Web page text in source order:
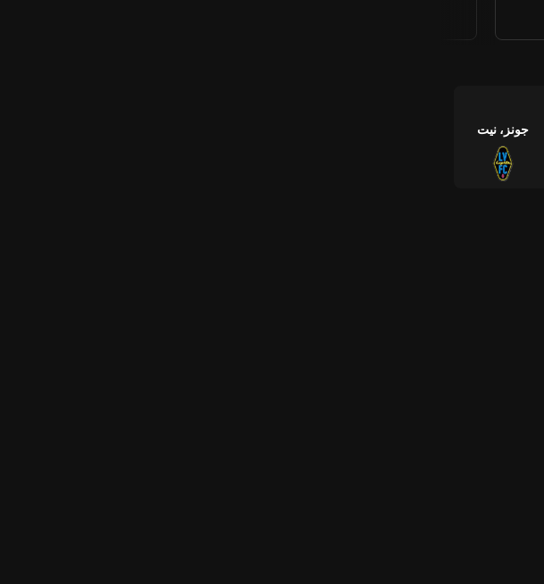
جونز، نيت